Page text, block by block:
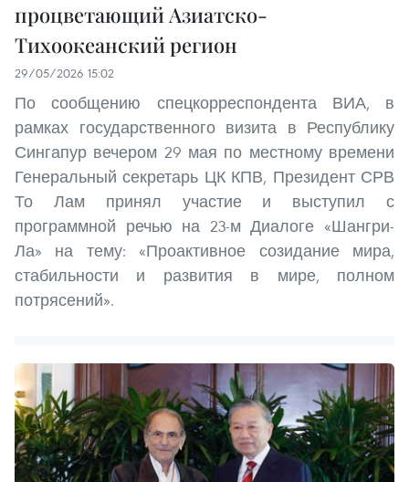
процветающий Азиатско-
Тихоокеанский регион
29/05/2026 15:02
По сообщению спецкорреспондента ВИА, в
рамках государственного визита в Республику
Сингапур вечером 29 мая по местному времени
Генеральный секретарь ЦК КПВ, Президент СРВ
То Лам принял участие и выступил с
программной речью на 23-м Диалоге «Шангри-
Ла» на тему: «Проактивное созидание мира,
стабильности и развития в мире, полном
потрясений».